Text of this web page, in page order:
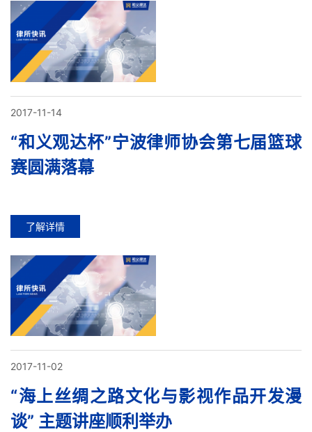
2017-11-14
“和义观达杯”宁波律师协会第七届篮球
赛圆满落幕
了解详情
2017-11-02
“海上丝绸之路文化与影视作品开发漫
谈” 主题讲座顺利举办